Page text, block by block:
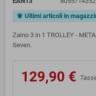
notifications_active Ultimi articoli in
Zaino 3 in 1 TROLLEY -
Seven.
129,90 €